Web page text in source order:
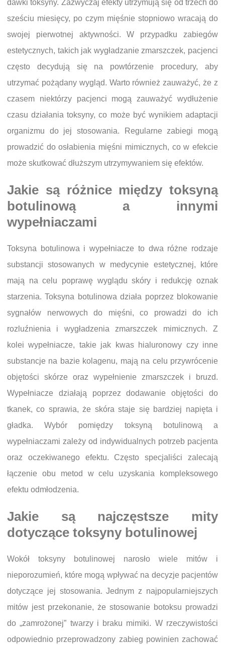
dawki toksyny. Zazwyczaj efekty utrzymują się od trzech do
sześciu miesięcy, po czym mięśnie stopniowo wracają do
swojej pierwotnej aktywności. W przypadku zabiegów
estetycznych, takich jak wygładzanie zmarszczek, pacjenci
często decydują się na powtórzenie procedury, aby
utrzymać pożądany wygląd. Warto również zauważyć, że z
czasem niektórzy pacjenci mogą zauważyć wydłużenie
czasu działania toksyny, co może być wynikiem adaptacji
organizmu do jej stosowania. Regularne zabiegi mogą
prowadzić do osłabienia mięśni mimicznych, co w efekcie
może skutkować dłuższym utrzymywaniem się efektów.
Jakie są różnice między toksyną
botulinową a innymi
wypełniaczami
Toksyna botulinowa i wypełniacze to dwa różne rodzaje
substancji stosowanych w medycynie estetycznej, które
mają na celu poprawę wyglądu skóry i redukcję oznak
starzenia. Toksyna botulinowa działa poprzez blokowanie
sygnałów nerwowych do mięśni, co prowadzi do ich
rozluźnienia i wygładzenia zmarszczek mimicznych. Z
kolei wypełniacze, takie jak kwas hialuronowy czy inne
substancje na bazie kolagenu, mają na celu przywrócenie
objętości skórze oraz wypełnienie zmarszczek i bruzd.
Wypełniacze działają poprzez dodawanie objętości do
tkanek, co sprawia, że skóra staje się bardziej napięta i
gładka. Wybór pomiędzy toksyną botulinową a
wypełniaczami zależy od indywidualnych potrzeb pacjenta
oraz oczekiwanego efektu. Często specjaliści zalecają
łączenie obu metod w celu uzyskania kompleksowego
efektu odmłodzenia.
Jakie są najczęstsze mity
dotyczące toksyny botulinowej
Wokół toksyny botulinowej narosło wiele mitów i
nieporozumień, które mogą wpływać na decyzje pacjentów
dotyczące jej stosowania. Jednym z najpopularniejszych
mitów jest przekonanie, że stosowanie botoksu prowadzi
do „zamrożonej” twarzy i braku mimiki. W rzeczywistości
odpowiednio przeprowadzony zabieg powinien zachować